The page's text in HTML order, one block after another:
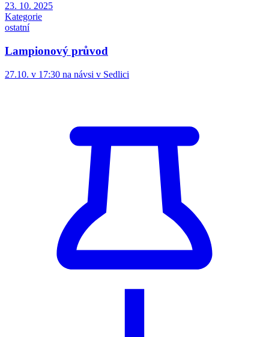
23. 10. 2025
Kategorie
ostatní
Lampionový průvod
27.10. v 17:30 na návsi v Sedlici